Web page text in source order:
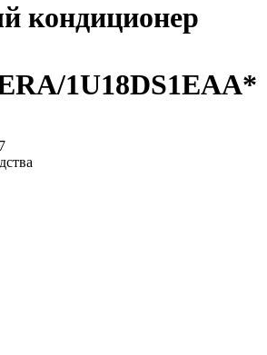
кондиционер
1U18DS1EAA*